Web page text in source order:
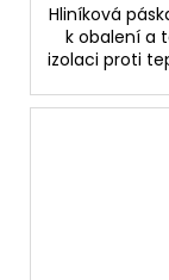
Hliníková
k obalení a
izolaci proti